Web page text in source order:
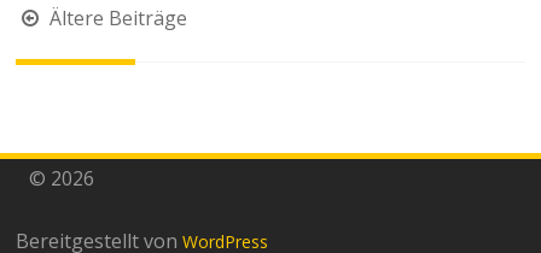
Beitragsnavigation
Ältere Beiträge
© 2026
Bereitgestellt vonWordPress